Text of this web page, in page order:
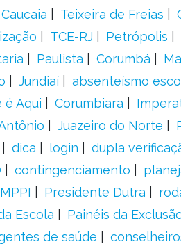
Caucaia Teixeira de Freias
TCE-RJ Petrópolis
Paulista Corumbá
Jundiaí absenteísmo
é Aqui Corumbiara
Juazeiro do Norte
dica login dupla
contingenciamento
MPPI Presidente Dutra
Escola Painéis da
de saúde